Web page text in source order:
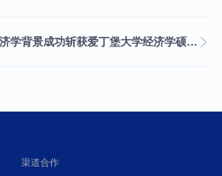
上海财经大学经济学背景成功斩获爱丁堡大学经济学硕士录取
渠道合作